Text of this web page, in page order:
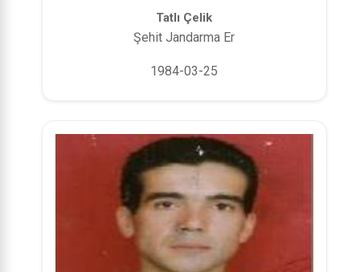
Tatlı Çelik
Şehit Jandarma Er
1984-03-25